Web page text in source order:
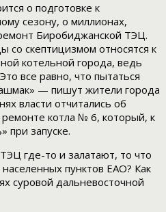
о подготовке к
сезону, о миллионах,
Биробиджанской ТЭЦ.
скептицизмом относятся к
котельной города, ведь
все равно, что пытаться
— пишут жители города
власти отчитались об
котла № 6, который, к
при запуске.
где-то и залатают, то что
пунктов ЕАО? Как
суровой дальневосточной